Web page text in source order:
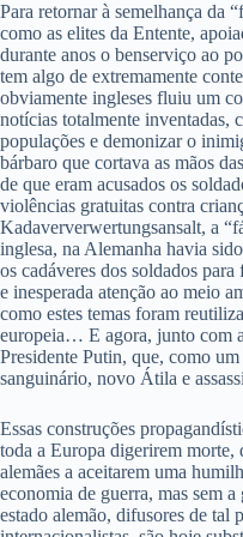
Para retornar à semelhança da
como as elites da Entente,
durante anos o benserviço ao
tem algo de extremamente
obviamente ingleses fluiu um
notícias totalmente inventadas,
populações e demonizar o
bárbaro que cortava as mãos
de que eram acusados os
violências gratuitas contra
Kadaververwertungsansalt, a
inglesa, na Alemanha havia
os cadáveres dos soldados
e inesperada atenção ao meio
como estes temas foram
europeia… E agora, junto com
Presidente Putin, que, como
sanguinário, novo Átila e
Essas construções
toda a Europa digerirem morte,
alemães a aceitarem uma
economia de guerra, mas sem
estado alemão, difusores de tal